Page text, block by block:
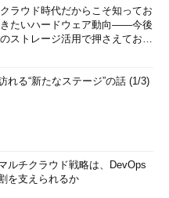
スタムロールのロールID
string
// 操作対象のVMが
クラウド時代だからこそ知ってお
きたいハードウェア動向――今後
のストレージ活用で押さえておき
れる“新たなステージ”の話 (1/3)
ルチクラウド戦略は、DevOps
を支えられるか